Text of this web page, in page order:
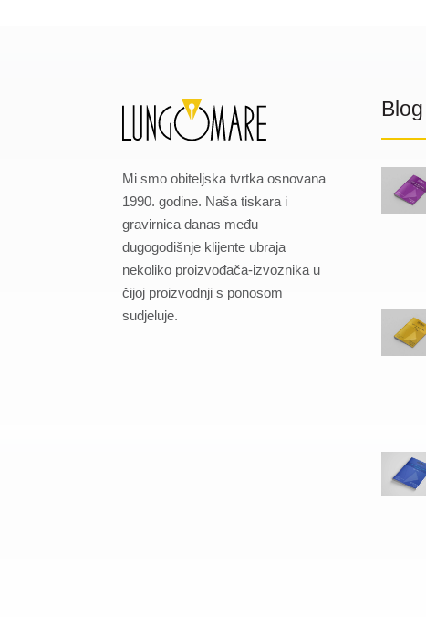
Mi smo obiteljska tvrtka osnovana
1990. godine. Naša tiskara i
gravirnica danas među
dugogodišnje klijente ubraja
nekoliko proizvođača-izvoznika u
čijoj proizvodnji s ponosom
sudjeluje.
Blog